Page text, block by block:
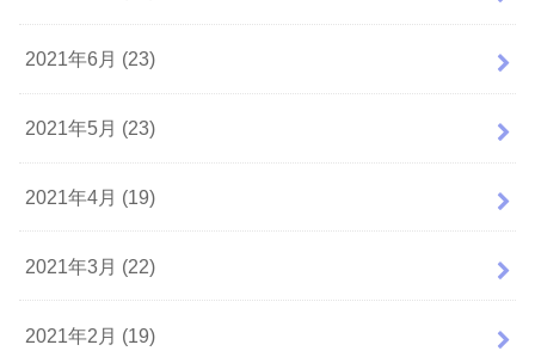
2021年6月 (23)
2021年5月 (23)
2021年4月 (19)
2021年3月 (22)
2021年2月 (19)